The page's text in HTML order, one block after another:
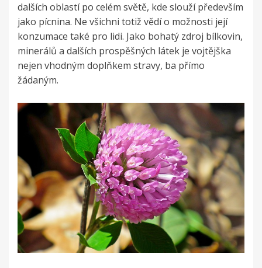
dalších oblastí po celém světě, kde slouží především
jako pícnina. Ne všichni totiž vědí o možnosti její
konzumace také pro lidi. Jako bohatý zdroj bílkovin,
minerálů a dalších prospěšných látek je vojtějška
nejen vhodným doplňkem stravy, ba přímo
žádaným.